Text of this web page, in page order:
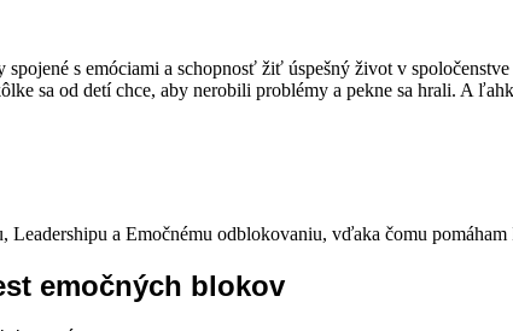
spojené s emóciami a schopnosť žiť úspešný život v
sa od detí chce, aby nerobili problémy a pekne sa hrali. A
Leadershipu a Emočnému odblokovaniu, vďaka čomu
emočných blokov